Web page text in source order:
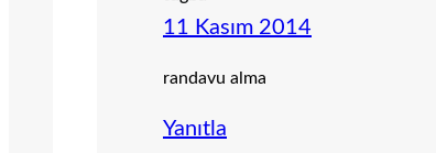
11 Kasım 2014
randavu alma
Yanıtla